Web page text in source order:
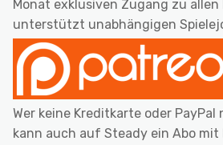
Monat exklusiven Zugang zu allen
unterstützt unabhängigen
Wer keine Kreditkarte oder
kann auch auf Steady ein Abo mit